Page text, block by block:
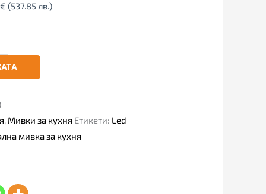
€ (537.85 лв.)
, Мивки за кухня Етикети: Led
мивка за кухня